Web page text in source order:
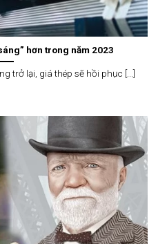
hơn trong năm 2023
trở lại, giá thép sẽ hồi phục [...]